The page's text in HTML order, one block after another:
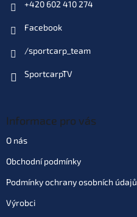
Velikost: XXXL
Dodací doba 1 týden
EAN:
Velikost: XXXXL
Dodací doba 1 týden
+420 602 410 274
Facebook
/sportcarp_team
SportcarpTV
Informace pro vás
O nás
Obchodní podmínky
Podmínky ochrany osobních údajů
Výrobci